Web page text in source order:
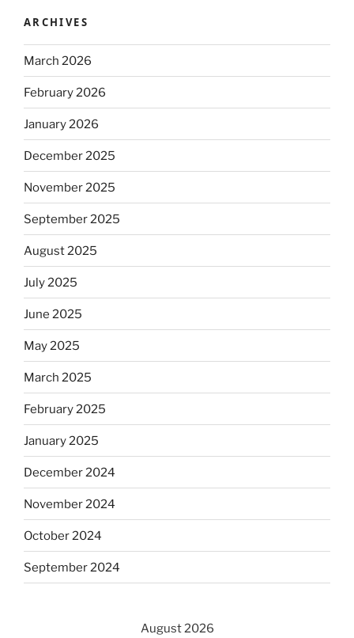
ARCHIVES
March 2026
February 2026
January 2026
December 2025
November 2025
September 2025
August 2025
July 2025
June 2025
May 2025
March 2025
February 2025
January 2025
December 2024
November 2024
October 2024
September 2024
August 2026